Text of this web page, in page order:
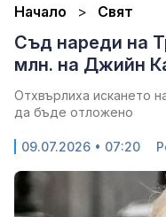
Начало Свят
Съд нареди на
млн. на Джийн
Отхвърлиха искането
да бъде отложено
09.07.2026 • 07:20